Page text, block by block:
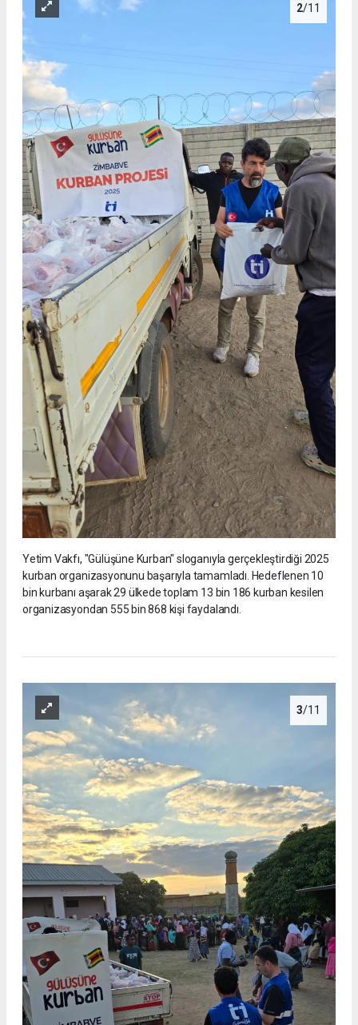
2/11
Yetim Vakfı, "Gülüşüne Kurban" sloganıyla gerçekleştirdiği 2025
kurban organizasyonunu başarıyla tamamladı. Hedeflenen 10
bin kurbanı aşarak 29 ülkede toplam 13 bin 186 kurban kesilen
organizasyondan 555 bin 868 kişi faydalandı.
3/11